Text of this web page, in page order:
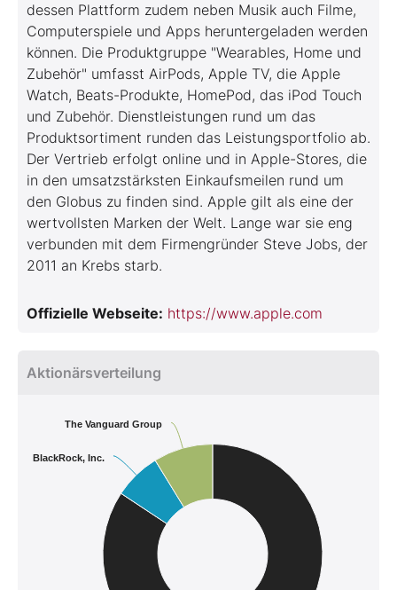
dessen Plattform zudem neben Musik auch Filme,
Computerspiele und Apps heruntergeladen werden
können. Die Produktgruppe "Wearables, Home und
Zubehör" umfasst AirPods, Apple TV, die Apple
Watch, Beats-Produkte, HomePod, das iPod Touch
und Zubehör. Dienstleistungen rund um das
Produktsortiment runden das Leistungsportfolio ab.
Der Vertrieb erfolgt online und in Apple-Stores, die
in den umsatzstärksten Einkaufsmeilen rund um
den Globus zu finden sind. Apple gilt als eine der
wertvollsten Marken der Welt. Lange war sie eng
verbunden mit dem Firmengründer Steve Jobs, der
2011 an Krebs starb.
Offizielle Webseite: https://www.apple.com
Aktionärsverteilung
BlackRock, Inc.
The Vanguard Group